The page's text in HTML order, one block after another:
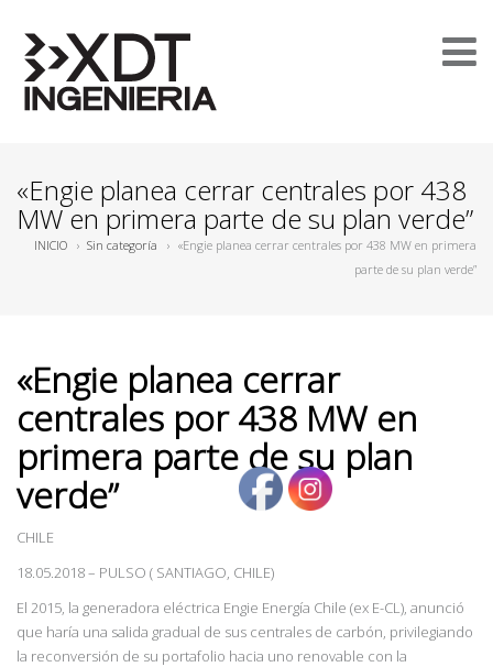
«Engie planea cerrar centrales por 438
MW en primera parte de su plan verde”
INICIO › Sin categoría › «Engie planea cerrar centrales por 438 MW en primera
parte de su plan verde”
«Engie planea cerrar
centrales por 438 MW en
primera parte de su plan
verde”
CHILE
18.05.2018– PULSO ( SANTIAGO, CHILE)
El 2015, la generadora eléctrica Engie Energía Chile (ex E-CL), anunció
que haría una salida gradual de sus centrales de carbón, privilegiando
la reconversión de su portafolio hacia uno renovable con la